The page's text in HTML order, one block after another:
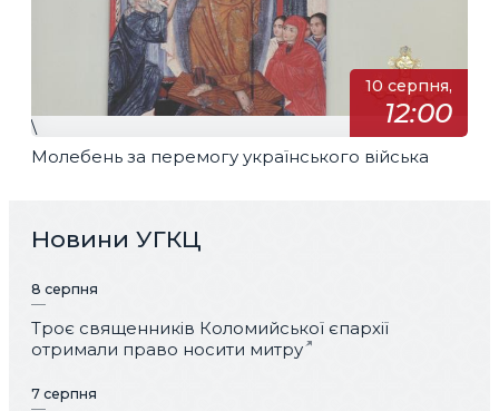
10 серпня,
12:00
\
Молебень за перемогу українського війська
Новини УГКЦ
8 серпня
Троє священників Коломийської єпархії
отримали право носити митру
7 серпня